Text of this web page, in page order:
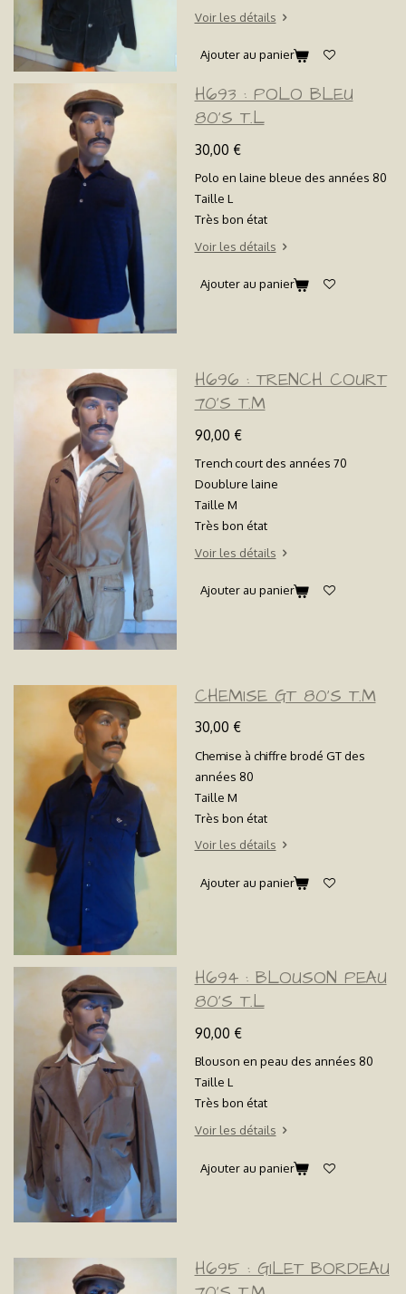
Voir les détails
Ajouter au panier
H693 : POLO BLEU
80'S T.L
30,00 €
Polo en laine bleue des années 80
Taille L
Très bon état
Voir les détails
Ajouter au panier
H696 : TRENCH COURT
70'S T.M
90,00 €
Trench court des années 70
Doublure laine
Taille M
Très bon état
Voir les détails
Ajouter au panier
CHEMISE GT 80'S T.M
30,00 €
Chemise à chiffre brodé GT des
années 80
Taille M
Très bon état
Voir les détails
Ajouter au panier
H694 : BLOUSON PEAU
80'S T.L
90,00 €
Blouson en peau des années 80
Taille L
Très bon état
Voir les détails
Ajouter au panier
H695 : GILET BORDEAU